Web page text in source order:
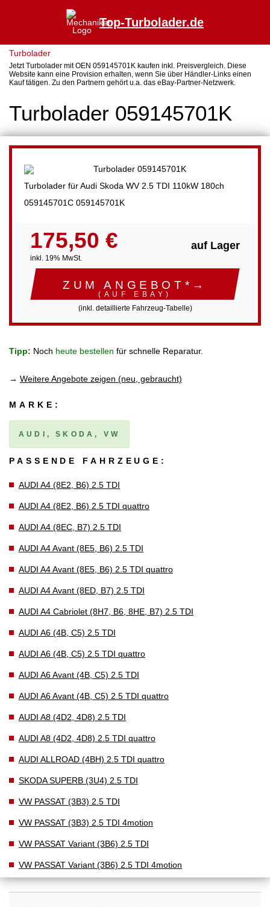
Top-Turbolader.de
Turbolader
Jetzt Turbolader mit OEN 059145701K kaufen inkl. Preisvergleich. Diese
Website kann eine Provision erhalten, wenn Sie über Händler-Links einen
Kauf tätigen. Zu den Partnern gehört u.a. das eBay-Partner-Netzwerk.
Turbolader 059145701K
Turbolader für Audi Skoda WV 2.5 TDI 110kW 180ch
059145701C 059145701K
175,50 €
inkl. 19% MwSt.
auf Lager
ZUM ANGEBOT*→
(AUF EBAY)
(inkl. detaillierte Fahrzeug-Tabelle)
Tipp: Noch heute bestellen für schnelle Reparatur.
→ Weitere Angebote zeigen (neu, gebraucht)
MARKE:
AUDI, SKODA, VW
PASSENDE FAHRZEUGE:
AUDI A4 (8E2, B6) 2.5 TDI
AUDI A4 (8E2, B6) 2.5 TDI quattro
AUDI A4 (8EC, B7) 2.5 TDI
AUDI A4 Avant (8E5, B6) 2.5 TDI
AUDI A4 Avant (8E5, B6) 2.5 TDI quattro
AUDI A4 Avant (8ED, B7) 2.5 TDI
AUDI A4 Cabriolet (8H7, B6, 8HE, B7) 2.5 TDI
AUDI A6 (4B, C5) 2.5 TDI
AUDI A6 (4B, C5) 2.5 TDI quattro
AUDI A6 Avant (4B, C5) 2.5 TDI
AUDI A6 Avant (4B, C5) 2.5 TDI quattro
AUDI A8 (4D2, 4D8) 2.5 TDI
AUDI A8 (4D2, 4D8) 2.5 TDI quattro
AUDI ALLROAD (4BH) 2.5 TDI quattro
SKODA SUPERB (3U4) 2.5 TDI
VW PASSAT (3B3) 2.5 TDI
VW PASSAT (3B3) 2.5 TDI 4motion
VW PASSAT Variant (3B6) 2.5 TDI
VW PASSAT Variant (3B6) 2.5 TDI 4motion